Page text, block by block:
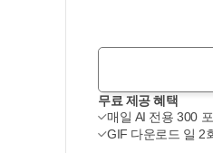
무료 제공 혜택
매일 AI 전용 300
GIF 다운로드 일 2